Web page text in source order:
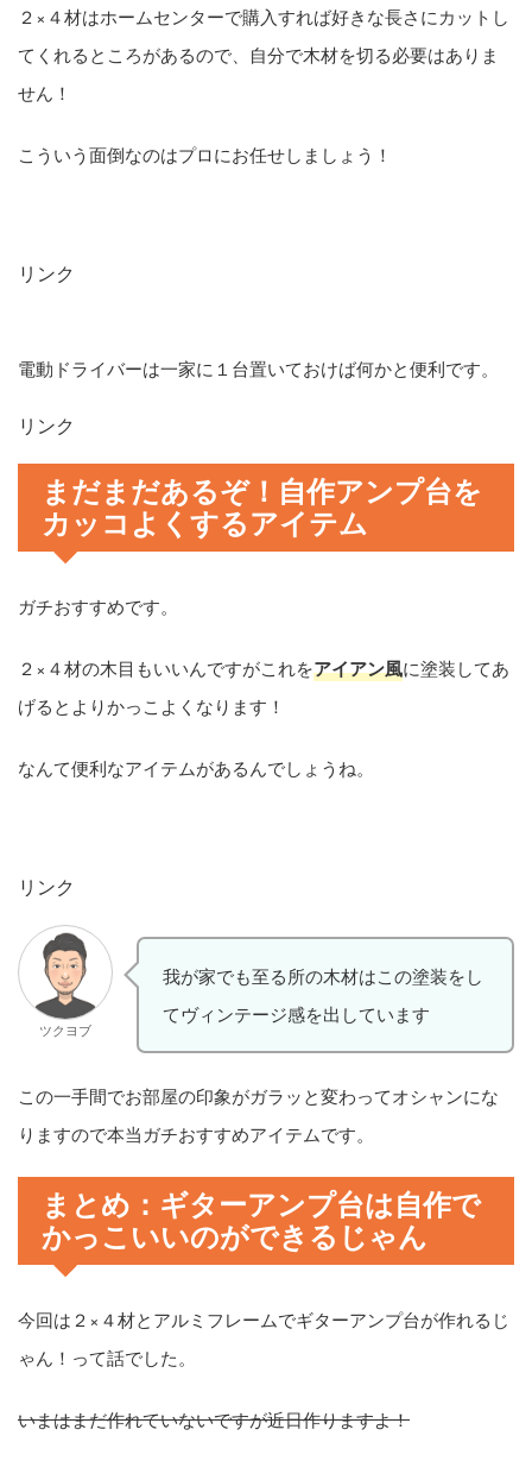
２×４材はホームセンターで購入すれば好きな長さにカットし
てくれるところがあるので、自分で木材を切る必要はありま
せん！
こういう面倒なのはプロにお任せしましょう！
リンク
電動ドライバーは一家に１台置いておけば何かと便利です。
リンク
まだまだあるぞ！自作アンプ台を
カッコよくするアイテム
ガチおすすめです。
２×４材の木目もいいんですがこれをアイアン風に塗装してあ
げるとよりかっこよくなります！
なんて便利なアイテムがあるんでしょうね。
リンク
ツクヨブ
我が家でも至る所の木材はこの塗装をし
てヴィンテージ感を出しています
この一手間でお部屋の印象がガラッと変わってオシャンにな
りますので本当ガチおすすめアイテムです。
まとめ：ギターアンプ台は自作で
かっこいいのができるじゃん
今回は２×４材とアルミフレームでギターアンプ台が作れるじ
ゃん！って話でした。
いまはまだ作れていないですが近日作りますよ！